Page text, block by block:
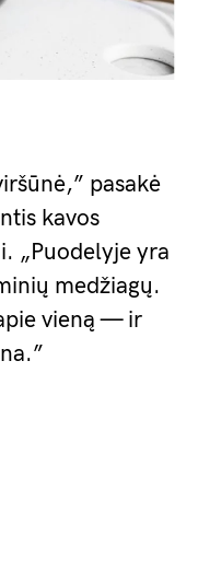
pasakė
kavos
„Puodelyje yra
medžiagų.
vieną — ir